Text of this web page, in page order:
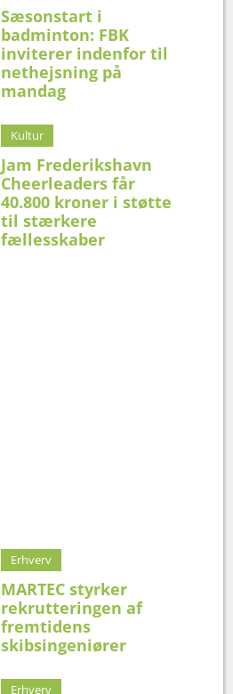
Sæsonstart i
badminton: FBK
inviterer indenfor til
nethejsning på
mandag
Kultur
Jam Frederikshavn
Cheerleaders får
40.800 kroner i støtte
til stærkere
fællesskaber
Erhverv
MARTEC styrker
rekrutteringen af
fremtidens
skibsingeniører
Erhverv